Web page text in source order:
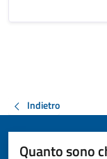
Indietro
Quanto sono